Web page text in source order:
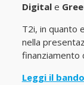
Digital e
T2i, in quanto
nella
finanziamento
Leggi il